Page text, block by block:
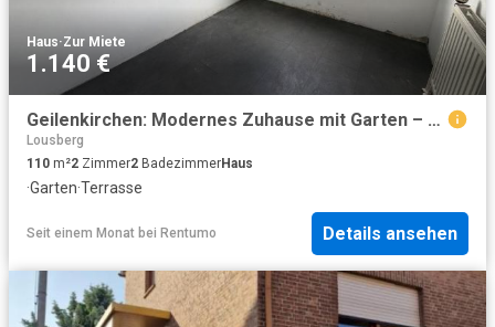
Haus·Zur Miete
1.140 €
Geilenkirchen: Modernes Zuhause mit Garten – sofort beziehbar
Lousberg
110 m²2 Zimmer2 BadezimmerHaus
·Garten·Terrasse
Seit einem Monat bei Rentumo Details ansehen